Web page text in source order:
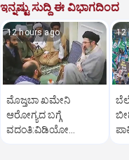
ಇನ್ನಷ್ಟು ಸುದ್ದಿ ಈ ವಿಭಾಗದಿಂದ
12 hours ago
ಮೊಜ್ತಬಾ ಖಮೇನಿ
ಆರೋಗ್ಯದ ಬಗ್ಗೆ
ವದಂತಿ:ವಿಡಿಯೋ
12